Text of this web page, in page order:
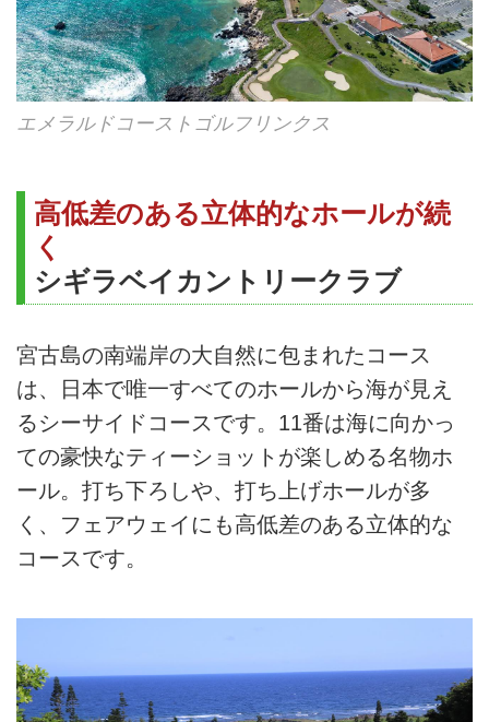
エメラルドコーストゴルフリンクス
高低差のある立体的なホールが続
く
シギラベイカントリークラブ
宮古島の南端岸の大自然に包まれたコース
は、日本で唯一すべてのホールから海が見え
るシーサイドコースです。11番は海に向かっ
ての豪快なティーショットが楽しめる名物ホ
ール。打ち下ろしや、打ち上げホールが多
く、フェアウェイにも高低差のある立体的な
コースです。